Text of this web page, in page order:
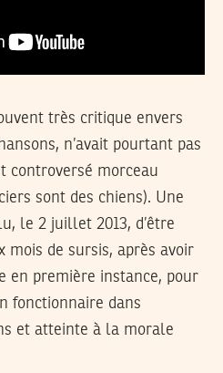
très critique envers
n’avait pourtant pas
controversé morceau
sont des chiens). Une
le 2 juillet 2013, d’être
mois de sursis, après avoir
en première instance, pour
fonctionnaire dans
et atteinte à la morale